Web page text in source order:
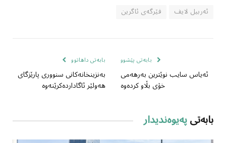
ئەربیل لایف فێرگەی ئاگرین
بابەتی پێشوو
ئەیاس سایب نوێترین بەرهەمی
خۆی بڵاو کردەوە
بابەتی داهاتوو
بەنزینخانەکانی سنووری پارێزگای
هەولێر ئاگاداردەکرێنەوە
بابەتیپەیوەندیدار